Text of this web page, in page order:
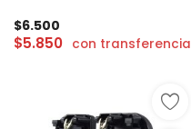
$6.500
$5.850 con transferencia